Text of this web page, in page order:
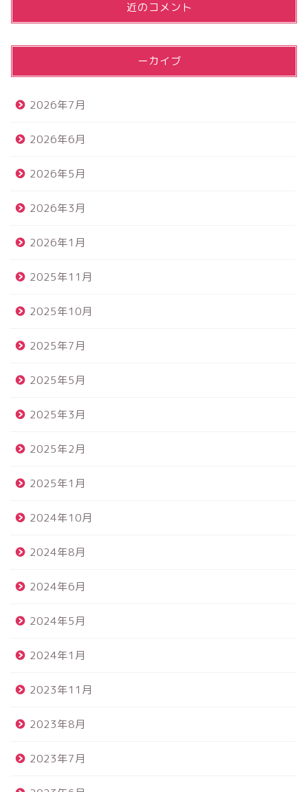
最近のコメント
アーカイブ
2026年7月
2026年6月
2026年5月
2026年3月
2026年1月
2025年11月
2025年10月
2025年7月
2025年5月
2025年3月
2025年2月
2025年1月
2024年10月
2024年8月
2024年6月
2024年5月
2024年1月
2023年11月
2023年8月
2023年7月